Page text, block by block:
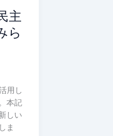
主
ら
用し
本記
しい
ま